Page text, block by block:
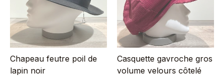
Chapeau feutre poil de
lapin noir
Casquette gavroche gros
volume velours côtelé